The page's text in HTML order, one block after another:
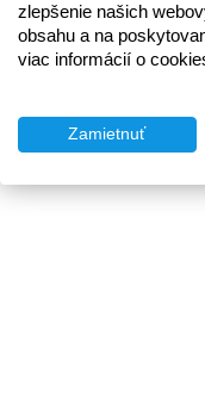
zlepšenie našich
obsahu a na
viac informácií o
Zamietnuť